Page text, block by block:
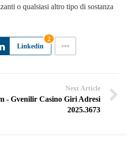
o qualsiasi altro tipo di sostanza
Linkedin
2
Next Article
- Gvenilir Casino Giri Adresi
2025.3673